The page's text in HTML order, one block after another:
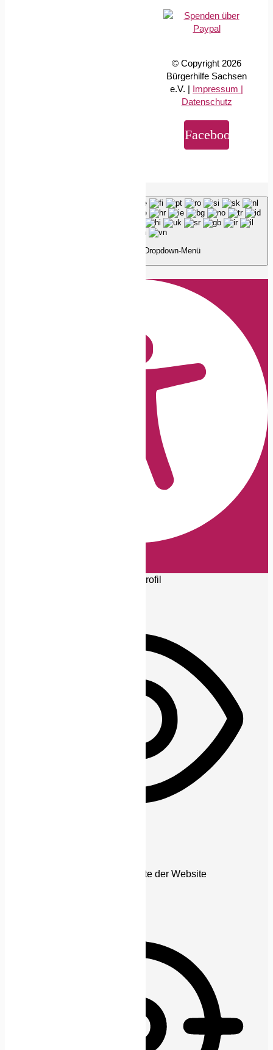
© Copyright 2026
Bürgerhilfe Sachsen
e.V. | Impressum |
Datenschutz
Facebook
Wählen Sie Ihr Barrierefreiheitsprofil
Verbessert die visuellen Elemente der Website